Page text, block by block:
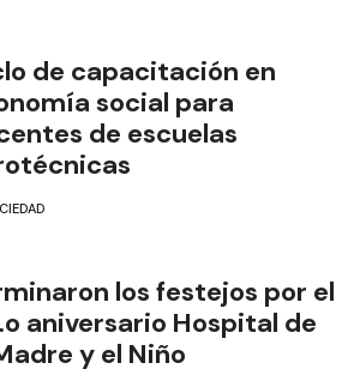
de capacitación en
social para
de escuelas
los festejos por el
aniversario Hospital de
y el Niño